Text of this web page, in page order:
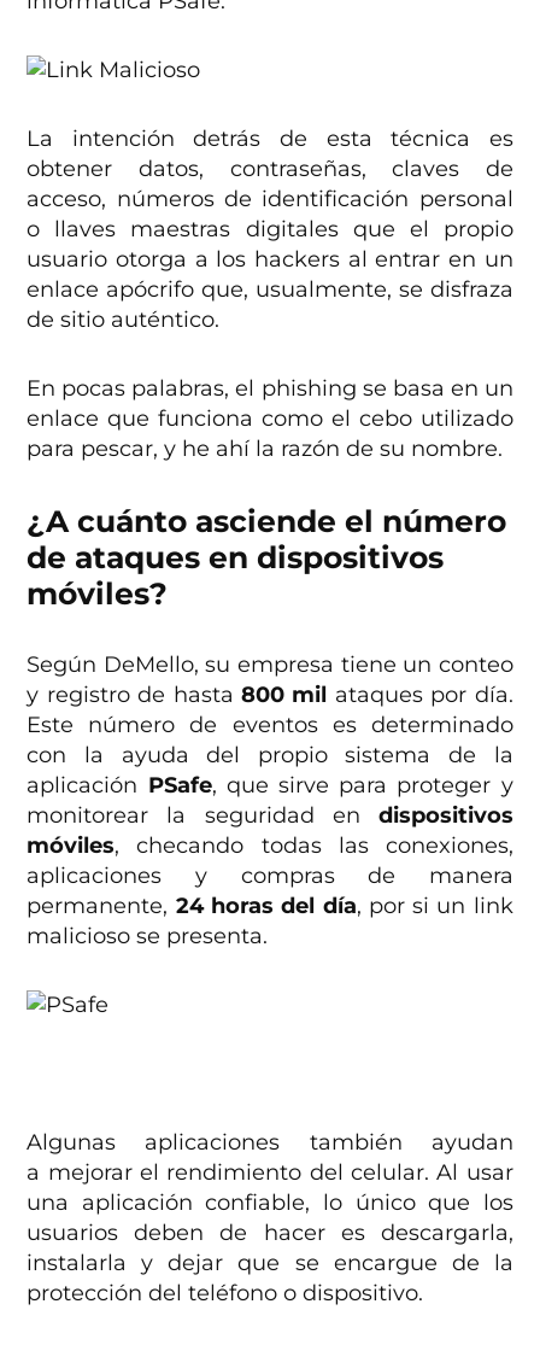
La intención detrás de esta técnica es
obtener datos, contraseñas, claves de
acceso, números de identificación personal
o llaves maestras digitales que el propio
usuario otorga a los hackers al entrar en un
enlace apócrifo que, usualmente, se disfraza
de sitio auténtico.
En pocas palabras, el phishing se basa en un
enlace que funciona como el cebo utilizado
para pescar, y he ahí la razón de su nombre.
¿A cuánto asciende el número
de ataques en dispositivos
móviles?
Según DeMello, su empresa tiene un conteo
y registro de hasta 800 mil ataques por día.
Este número de eventos es determinado
con la ayuda del propio sistema de la
aplicación PSafe, que sirve para proteger y
monitorear la seguridad en dispositivos
móviles, checando todas las conexiones,
aplicaciones y compras de manera
permanente, 24 horas del día, por si un link
malicioso se presenta.
Algunas aplicaciones también ayudan
a mejorar el rendimiento del celular. Al usar
una aplicación confiable, lo único que los
usuarios deben de hacer es descargarla,
instalarla y dejar que se encargue de la
protección del teléfono o dispositivo.